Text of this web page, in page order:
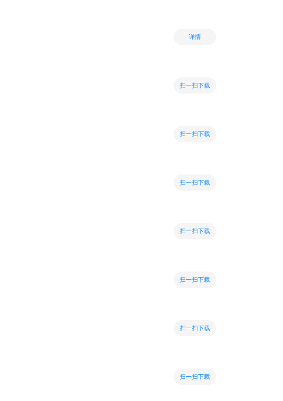
详情
扫一扫下载
扫一扫下载
扫一扫下载
扫一扫下载
扫一扫下载
扫一扫下载
扫一扫下载